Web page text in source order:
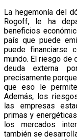
La hegemonía del
Rogoff, le ha
beneficios
país que puede
puede financiarse
mundo. El riesgo de
deuda externa
precisamente
que eso le
Además, los
las empresas
primas y
los mercados
también se